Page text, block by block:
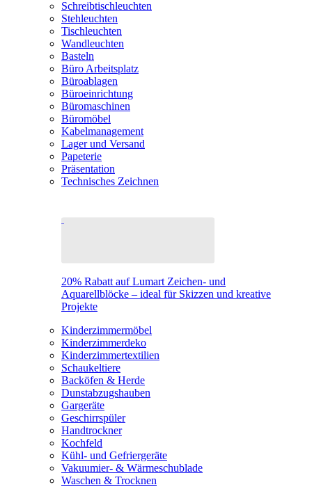
Schreibtischleuchten
Stehleuchten
Tischleuchten
Wandleuchten
Basteln
Büro Arbeitsplatz
Büroablagen
Büroeinrichtung
Büromaschinen
Büromöbel
Kabelmanagement
Lager und Versand
Papeterie
Präsentation
Technisches Zeichnen
20% Rabatt auf Lumart Zeichen- und
Aquarellblöcke – ideal für Skizzen und kreative
Projekte
Kinderzimmermöbel
Kinderzimmerdeko
Kinderzimmertextilien
Schaukeltiere
Backöfen & Herde
Dunstabzugshauben
Gargeräte
Geschirrspüler
Handtrockner
Kochfeld
Kühl- und Gefriergeräte
Vakuumier- & Wärmeschublade
Waschen & Trocknen